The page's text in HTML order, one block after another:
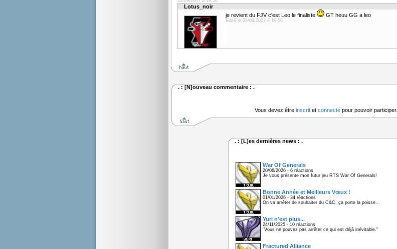
Lotus_noir
je revient du FJV c'est Leo le finaliste
GT heuu GG a leo
Edité le 22/09/2007 à 19:56
. : [N]ouveau commentaire : .
Vous devez être inscritet connectépour pouvoir participer.
. : [L]es dernières news : .
War Of Generals
20/06/2026 - 6 réactions
Je vous présente mon futur jeu RTS War Of Generals!
Bonne Année et Meilleurs Vœux !
01/01/2026 - 34 réactions
On va arrêter de souhaiter du C&C, ça porte la poisse...
Yuri n'est plus...
24/11/2025 - 10 réactions
"Vous ne pouvez pas arrêter ce qui est déjà inévitable."
Fractured Alliance